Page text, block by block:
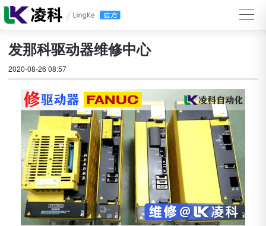
发那科驱动器维修中心
2020-08-26 08:57